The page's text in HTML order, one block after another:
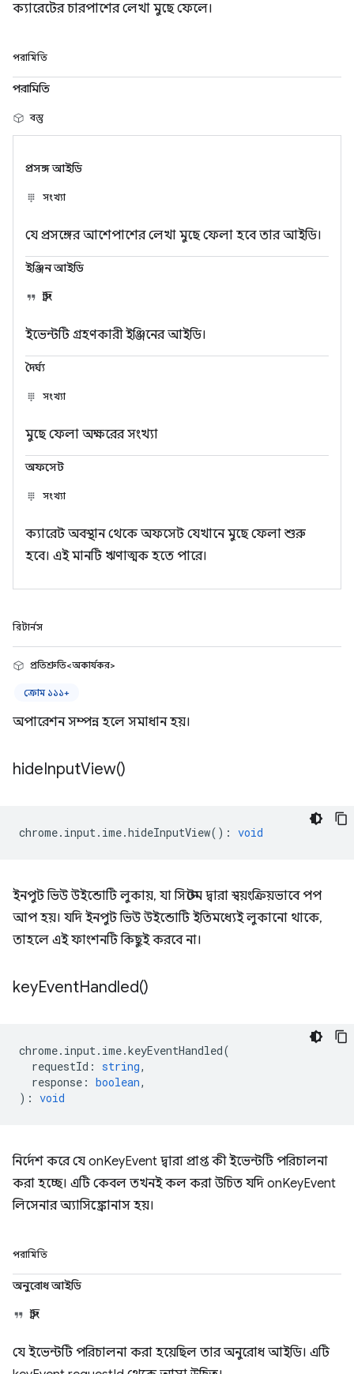
ক্যারেটের চারপাশের লেখা মুছে ফেলে।
পরামিতি
পরামিতি
বস্তু
প্রসঙ্গ আইডি
সংখ্যা
যে প্রসঙ্গের আশেপাশের লেখা মুছে ফেলা হবে তার আইডি।
ইঞ্জিন আইডি
স্ট্রিং
ইভেন্টটি গ্রহণকারী ইঞ্জিনের আইডি।
দৈর্ঘ্য
সংখ্যা
মুছে ফেলা অক্ষরের সংখ্যা
অফসেট
সংখ্যা
ক্যারেট অবস্থান থেকে অফসেট যেখানে মুছে ফেলা শুরু
হবে। এই মানটি ঋণাত্মক হতে পারে।
রিটার্নস
প্রতিশ্রুতি<অকার্যকর>
ক্রোম ১১১+
অপারেশন সম্পন্ন হলে সমাধান হয়।
hideInputView()
chrome. input. ime.hideInputView() : void
ইনপুট ভিউ উইন্ডোটি লুকায়, যা সিস্টেম দ্বারা স্বয়ংক্রিয়ভাবে পপ
আপ হয়। যদি ইনপুট ভিউ উইন্ডোটি ইতিমধ্যেই লুকানো থাকে,
তাহলে এই ফাংশনটি কিছুই করবে না।
keyEventHandled()
chrome. input. ime.keyEventHandled(
requestId : string,
response : boolean,
) : void
নির্দেশ করে যে onKeyEvent দ্বারা প্রাপ্ত কী ইভেন্টটি পরিচালনা
করা হচ্ছে। এটি কেবল তখনই কল করা উচিত যদি onKeyEvent
লিসেনার অ্যাসিঙ্ক্রোনাস হয়।
পরামিতি
অনুরোধ আইডি
স্ট্রিং
যে ইভেন্টটি পরিচালনা করা হয়েছিল তার অনুরোধ আইডি। এটি